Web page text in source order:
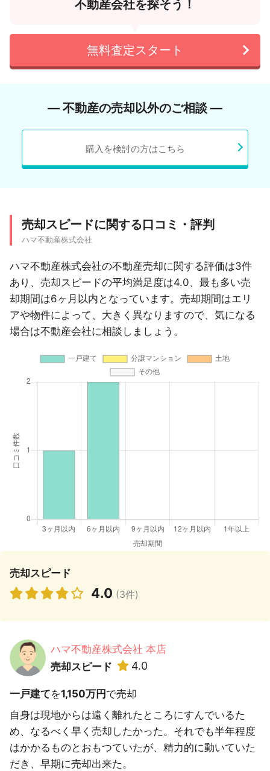
不動産会社を探そう！
無料査定スタート
― 不動産の売却以外のご相談 ―
購入を検討の方はこちら
売却スピードに関する口コミ・評判
ハマ不動産株式会社
ハマ不動産株式会社の不動産売却に関する評価は3件
あり、売却スピードの平均満足度は4.0、最も多い売
却期間は6ヶ月以内となっています。売却期間はエリ
アや物件によって、大きく異なりますので、気になる
場合は不動産会社に相談しましょう。
売却スピード
4.0 (3件)
ハマ不動産株式会社 本店
売却スピード
4.0
一戸建てを1,150万円で売却
自身は現地からは遠く離れたところにすんでいるた
め、なるべく早く売却したかった。それでも半年程度
はかかるものとおもつていたが、精力的に動いていた
だき、早期に売却出来た。